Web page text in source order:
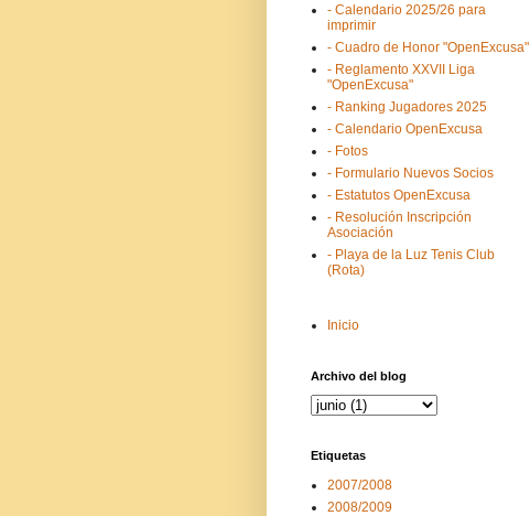
- Calendario 2025/26 para
imprimir
- Cuadro de Honor "OpenExcusa"
- Reglamento XXVII Liga
"OpenExcusa"
- Ranking Jugadores 2025
- Calendario OpenExcusa
- Fotos
- Formulario Nuevos Socios
- Estatutos OpenExcusa
- Resolución Inscripción
Asociación
- Playa de la Luz Tenis Club
(Rota)
Inicio
Archivo del blog
Etiquetas
2007/2008
2008/2009